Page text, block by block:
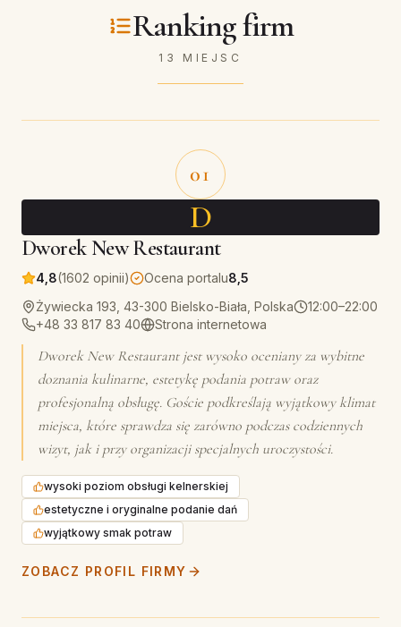
Ranking firm
13 MIEJSC
01
D
Dworek New Restaurant
4,8(1602 opinii) Ocena portalu8,5
Żywiecka 193, 43-300 Bielsko-Biała, Polska
12:00–22:00
+48 33 817 83 40
Strona internetowa
Dworek New Restaurant jest wysoko oceniany za wybitne
doznania kulinarne, estetykę podania potraw oraz
profesjonalną obsługę. Goście podkreślają wyjątkowy klimat
miejsca, które sprawdza się zarówno podczas codziennych
wizyt, jak i przy organizacji specjalnych uroczystości.
wysoki poziom obsługi kelnerskiej
estetyczne i oryginalne podanie dań
wyjątkowy smak potraw
ZOBACZ PROFIL FIRMY